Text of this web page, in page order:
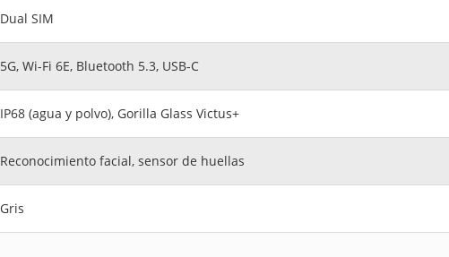
Dual SIM
5G, Wi-Fi 6E, Bluetooth 5.3, USB-C
IP68 (agua y polvo), Gorilla Glass Victus+
Reconocimiento facial, sensor de huellas
Gris